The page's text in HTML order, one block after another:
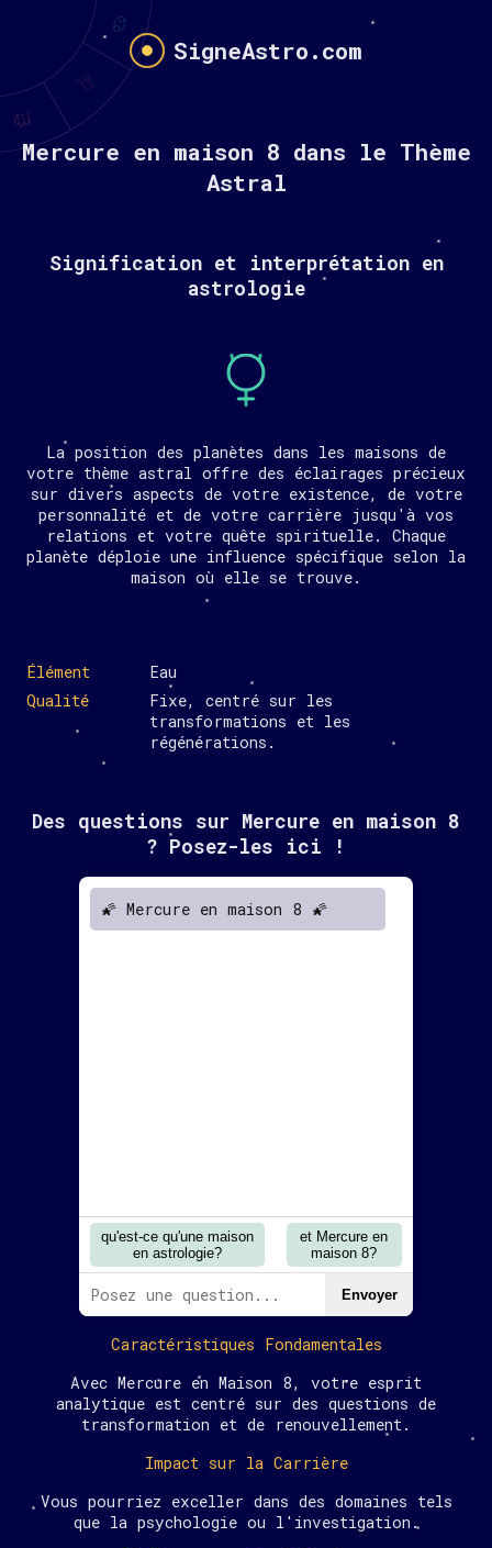
SigneAstro.com
Mercure en maison 8 dans le Thème
Astral
Signification et interprétation en
astrologie
La position des planètes dans les maisons de
votre thème astral offre des éclairages précieux
sur divers aspects de votre existence, de votre
personnalité et de votre carrière jusqu'à vos
relations et votre quête spirituelle. Chaque
planète déploie une influence spécifique selon la
maison où elle se trouve.
Élément
Eau
Qualité
Fixe, centré sur les
transformations et les
régénérations.
Des questions sur Mercure en maison 8
? Posez-les ici !
🌠 Mercure en maison 8 🌠
qu'est-ce qu'une maison
en astrologie?
et Mercure en
maison 8?
Envoyer
Caractéristiques Fondamentales
Avec Mercure en Maison 8, votre esprit
analytique est centré sur des questions de
transformation et de renouvellement.
Impact sur la Carrière
Vous pourriez exceller dans des domaines tels
que la psychologie ou l'investigation.